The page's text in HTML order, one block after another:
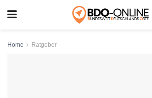
Home Ratgeber